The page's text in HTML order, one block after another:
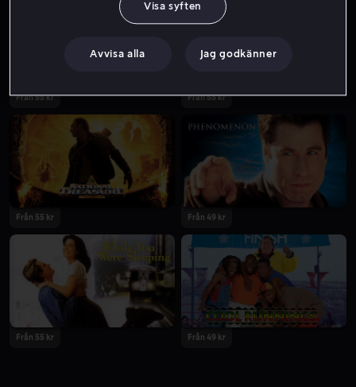
Från 55 kr Från 55 kr
Från 55 kr Från 49 kr
Från 55 kr Från 49 kr
Visa syften
Avvisa alla Jag godkänner